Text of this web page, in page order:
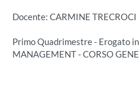
Docente: CARMINE TRECROCI
Primo Quadrimestre - Erogato
MANAGEMENT - CORSO